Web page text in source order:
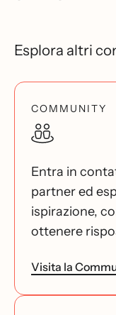
Esplora altri
COMMUNITY
Entra in
partner ed
ispirazione,
ottenere
Visita la